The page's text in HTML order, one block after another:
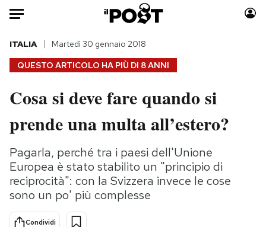
Auto
HOME
Italia
Politica
Tecnologia
Internet
Scienza
Cultura
Economia
Moda
Consumismi
Storie/Idee
Ok Boomer!
Media
QUESTO ARTICOLO HA PIÙ DI 8 ANNI
ITALIA Martedì 30 gennaio 2018
Cosa si deve fare quando si
prende una multa all’estero?
Pagarla, perché tra i paesi dell'Unione
Europea è stato stabilito un "principio di
reciprocità": con la Svizzera invece le cose
sono un po' più complesse
Condividi